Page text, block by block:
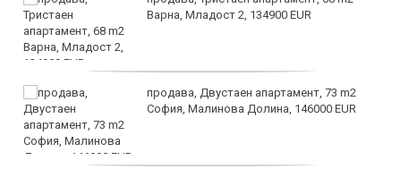
Варна, Младост 2, 134900 EUR
продава, Двустаен апартамент, 73 m2
София, Малинова Долина, 146000 EUR